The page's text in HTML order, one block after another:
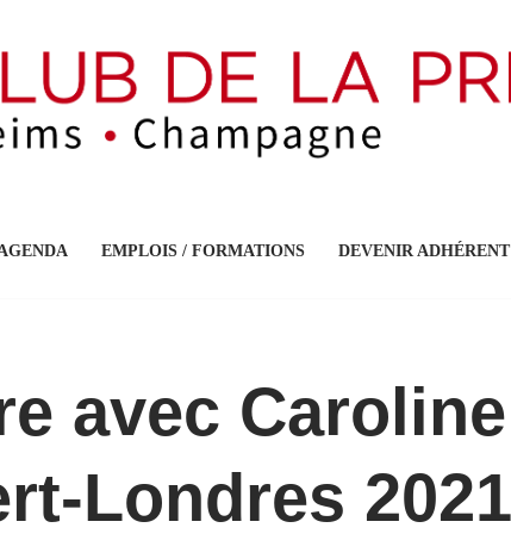
EMPLOIS / FORMATIONS DEVENIR ADHÉRENT
avec
Londres 2021